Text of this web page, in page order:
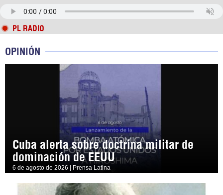
PL RADIO
OPINIÓN
Cuba alerta sobre doctrina militar de
dominación de EEUU
6 de agosto de 2026 | Prensa Latina